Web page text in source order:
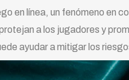
en línea, un fenómeno en
a los jugadores y
ayudar a mitigar los